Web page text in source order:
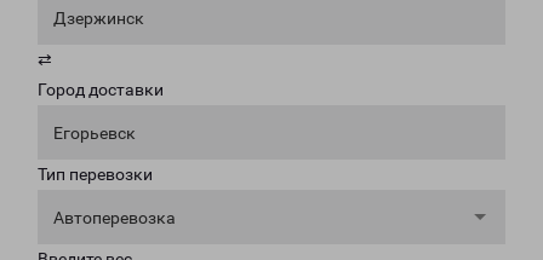
Дзержинск
⇄
Город доставки
Егорьевск
Тип перевозки
Автоперевозка